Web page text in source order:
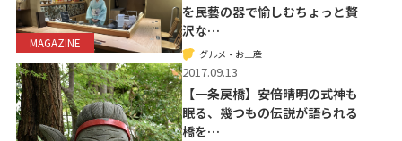
MAGAZINE
を民藝の器で愉しむちょっと贅
沢な…
グルメ・お土産
2017.09.13
【一条戻橋】安倍晴明の式神も
眠る、幾つもの伝説が語られる
橋を…